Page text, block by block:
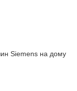
Siemens на дому